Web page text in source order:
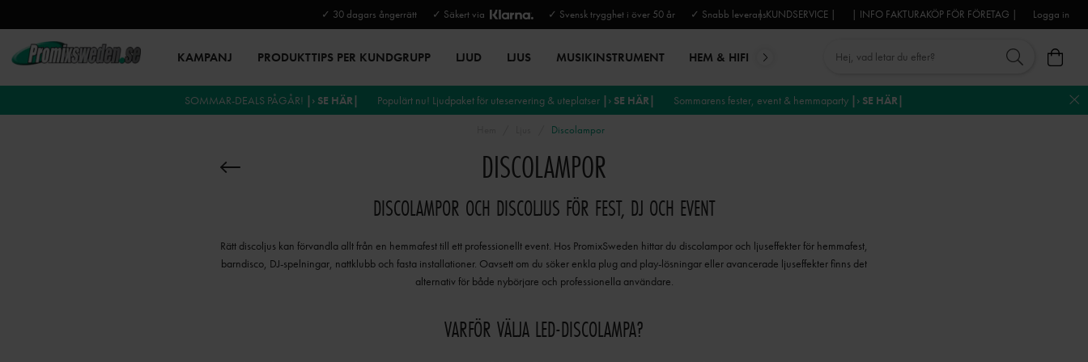
✓ 30 dagars ångerrätt ✓ Säkert via ✓ Svensk trygghet i över 50 år ✓ Snabb leverans| KUNDSERVICE | | INFO FAKTURAKÖP FÖR FÖRETAG | Logga in
KAMPANJ PRODUKTTIPS PER KUNDGRUPP LJUD LJUS MUSIKINSTRUMENT HEM & HIFI MIKROFONER DJ-UTRUSTNING TROSS
SOMMAR-DEALS PÅGÅR! |› SE HÄR| Populärt nu! Ljudpaket för uteservering & uteplatser |› SE HÄR| Sommarens fester, event & hemmaparty |› SE HÄR|
Discolampor
DISCOLAMPOR
DISCOLAMPOR OCH DISCOLJUS FÖR FEST, DJ OCH EVENT
Rätt discoljus kan förvandla allt från en hemmafest till ett professionellt event. Hos PromixSweden hittar du discolampor och ljuseffekter för hemmafest,
barndisco, DJ-spelningar, nattklubb och fasta installationer. Oavsett om du söker enkla plug and play-lösningar eller avancerade ljuseffekter finns det
alternativ för både nybörjare och professionella användare.
VARFÖR VÄLJA LED-DISCOLAMPA?